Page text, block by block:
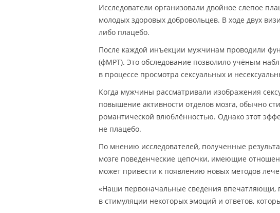
Исследователи организовали двойное слепое
молодых здоровых добровольцев. В ходе двух
либо плацебо.
После каждой инъекции мужчинам проводили
(фМРТ). Это обследование позволило учёным
в процессе просмотра сексуальных и
Когда мужчины рассматривали изображения
повышение активности отделов мозга, обычно
романтической влюблённостью. Однако этот
не плацебо.
По мнению исследователей, полученные
мозге поведенческие цепочки, имеющие
может привести к появлению новых методов
«Наши первоначальные сведения впечатляющи,
в стимуляции некоторых эмоций и ответов,